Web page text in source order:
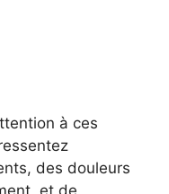
à ces
des douleurs